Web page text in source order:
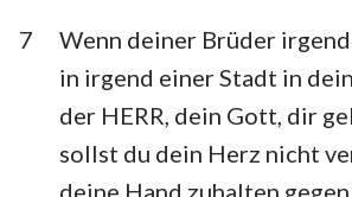
7
Wenn deiner Brüder
in irgend einer Stadt in
der HERR, dein Gott, dir
sollst du dein Herz nicht
deine Hand zuhalten